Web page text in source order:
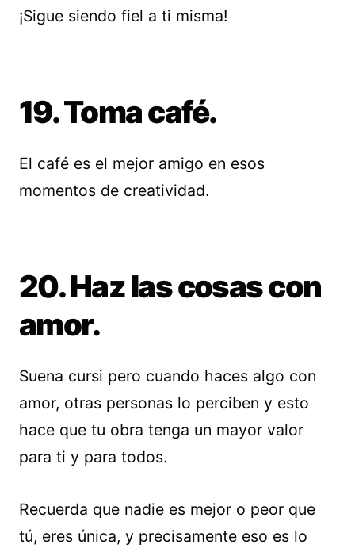
¡Sigue siendo fiel a ti misma!
19. Toma café.
El café es el mejor amigo en esos
momentos de creatividad.
20. Haz las cosas con
amor.
Suena cursi pero cuando haces algo con
amor, otras personas lo perciben y esto
hace que tu obra tenga un mayor valor
para ti y para todos.
Recuerda que nadie es mejor o peor que
tú, eres única, y precisamente eso es lo